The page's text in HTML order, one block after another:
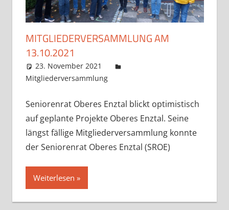
MITGLIEDERVERSAMMLUNG AM
13.10.2021
23. November 2021
Mitgliederversammlung
Seniorenrat Oberes Enztal blickt optimistisch
auf geplante Projekte Oberes Enztal. Seine
längst fällige Mitgliederversammlung konnte
der Seniorenrat Oberes Enztal (SROE)
Weiterlesen